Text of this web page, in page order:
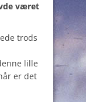
været
trods
lille
er det